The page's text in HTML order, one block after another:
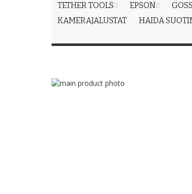
TETHER TOOLS
EPSON
KAMERAJALUSTAT
HAIDA
Skip